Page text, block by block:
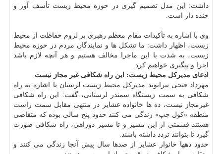
داشت: این مدل تصمیم گیری در حوزه محیط زیست تأسف آور و
خنده دار است.
وی با اشاره به تأكیدات مقام معظم رهبری بر لزوم حفاظت از محیط
زیست، اظهار داشت: ما تشكل ها و نمایندگان مردم در حوزه محیط
زیست، به شدت با این ماجرا مخالف هستیم و هر آنچه لازم باشد
اجرا و پیگیری خواهیم كرد.
ادعای مدیركل محیط زیست: این راه شكافی غیر مجاز نیست
مهرداد فتحی بیرانوند مدیركل محیط زیست لرستان با اشاره به راه
شكافی به سمت زیستگاه سمندر لرستانی، گفت: این راه شكافی
غیرمجاز نیست، ده ها خانواده عشایر در منتهی مقابل سمت راست
منطقه «كول چپ» زندگی می كنند حدود پنج سالی بوده كه متقاضی
هستند قسمتی از این مسیر و تا مسیر دوراهی، راه شكافی صورت
گیرد تا بتوانند تردد داشته باشند.
حدود دهها خانوار عشایر از صدها سال پیش آنجا زندگی می كنند و